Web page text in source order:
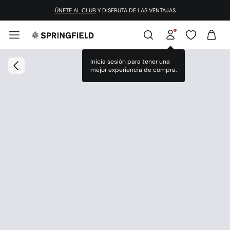
ÚNETE AL CLUB Y DISFRUTA DE LAS VENTAJAS
Inicia sesión para tener una
mejor experiencia de compra.